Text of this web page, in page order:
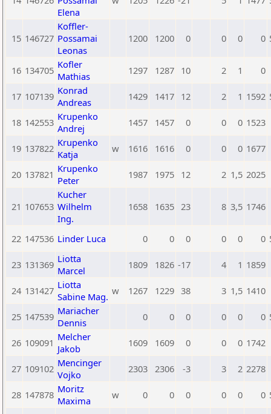
Elena
15 146727
Koffler-
Possamai
Leonas
1200 1200 0 0 0 0
16 134705 Kofler
Mathias
1297 1287 10 2 1 0
17 107139 Konrad
Andreas
1429 1417 12 2 1 1592
18 142553 Krupenko
Andrej
1457 1457 0 0 0 1523
19 137822 Krupenko
Katja
w 1616 1616 0 0 0 1677
20 137821 Krupenko
Peter
1987 1975 12 2 1,5 2025
21 107653
Kucher
Wilhelm
Ing.
1658 1635 23 8 3,5 1746
22 147536 Linder Luca 0 0 0 0 0 0
23 131369 Liotta
Marcel
1809 1826 -17 4 1 1859
24 131427 Liotta
Sabine Mag. w 1267 1229 38 3 1,5 1410
25 147539 Mariacher
Dennis
0 0 0 0 0 0
26 109091 Melcher
Jakob
1609 1609 0 0 0 1742
27 109102 Mencinger
Vojko
2303 2306 -3 3 2 2278
28 147878 Moritz
Maxima
w 0 0 0 0 0 0